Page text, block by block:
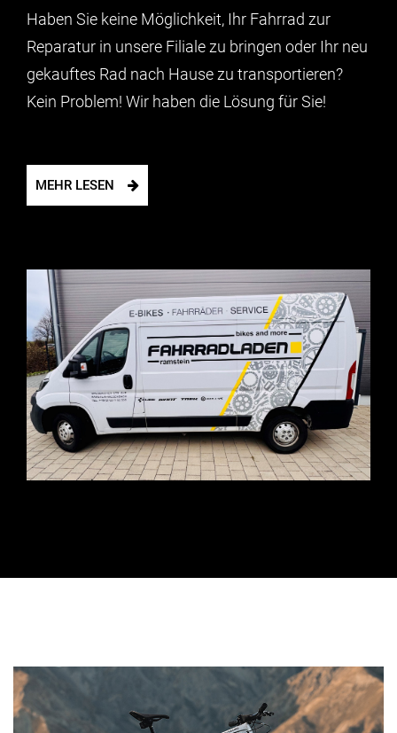
Haben Sie keine Möglichkeit, Ihr Fahrrad zur
Reparatur in unsere Filiale zu bringen oder Ihr neu
gekauftes Rad nach Hause zu transportieren?
Kein Problem! Wir haben die Lösung für Sie!
MEHR LESEN